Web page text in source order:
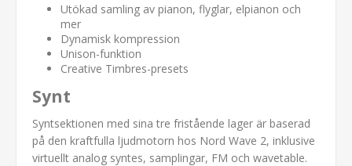
Utökad samling av pianon, flyglar, elpianon och
mer
Dynamisk kompression
Unison-funktion
Creative Timbres-presets
Synt
Syntsektionen med sina tre fristående lager är baserad
på den kraftfulla ljudmotorn hos Nord Wave 2, inklusive
virtuellt analog syntes, samplingar, FM och wavetable.